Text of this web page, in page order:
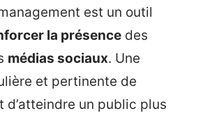
est un outil
la présence des
médias sociaux. Une
et pertinente de
d’atteindre un public plus